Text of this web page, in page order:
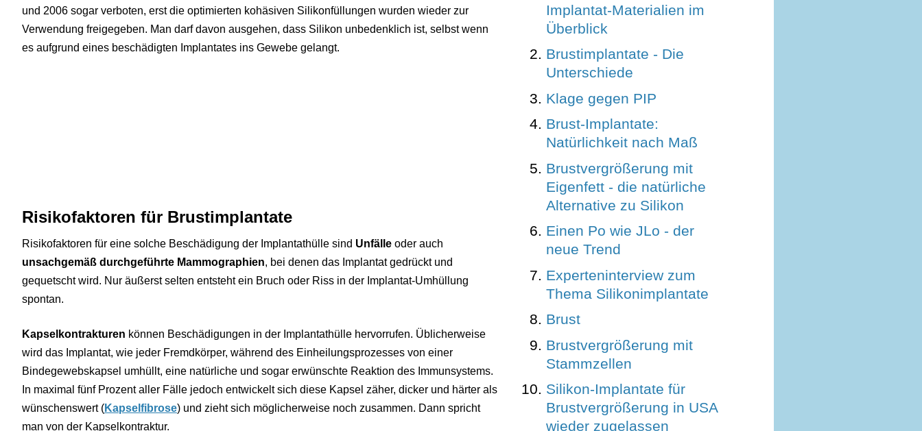
und 2006 sogar verboten, erst die optimierten kohäsiven Silikonfüllungen wurden wieder zur
Verwendung freigegeben. Man darf davon ausgehen, dass Silikon unbedenklich ist, selbst wenn
es aufgrund eines beschädigten Implantates ins Gewebe gelangt.
Risikofaktoren für Brustimplantate
Risikofaktoren für eine solche Beschädigung der Implantathülle sind Unfälle oder auch
unsachgemäß durchgeführte Mammographien, bei denen das Implantat gedrückt und
gequetscht wird. Nur äußerst selten entsteht ein Bruch oder Riss in der Implantat-Umhüllung
spontan.
Kapselkontrakturen können Beschädigungen in der Implantathülle hervorrufen. Üblicherweise
wird das Implantat, wie jeder Fremdkörper, während des Einheilungsprozesses von einer
Bindegewebskapsel umhüllt, eine natürliche und sogar erwünschte Reaktion des Immunsystems.
In maximal fünf Prozent aller Fälle jedoch entwickelt sich diese Kapsel zäher, dicker und härter als
wünschenswert (Kapselfibrose) und zieht sich möglicherweise noch zusammen. Dann spricht
man von der Kapselkontraktur.
Implantat-Materialien im
Überblick
Brustimplantate - Die
Unterschiede
Klage gegen PIP
Brust-Implantate:
Natürlichkeit nach Maß
Brustvergrößerung mit
Eigenfett - die natürliche
Alternative zu Silikon
Einen Po wie JLo - der
neue Trend
Experteninterview zum
Thema Silikonimplantate
Brust
Brustvergrößerung mit
Stammzellen
Silikon-Implantate für
Brustvergrößerung in USA
wieder zugelassen